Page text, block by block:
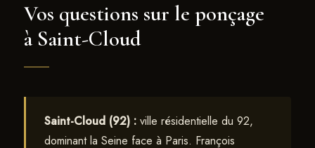
Vos questions sur le ponçage
à Saint-Cloud
Saint-Cloud (92) :ville résidentielle du 92,
dominant la Seine face à Paris. François